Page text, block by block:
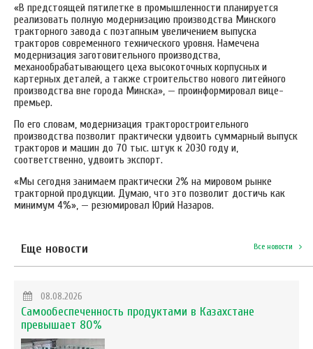
«В предстоящей пятилетке в промышленности планируется
реализовать полную модернизацию производства Минского
тракторного завода с поэтапным увеличением выпуска
тракторов современного технического уровня. Намечена
модернизация заготовительного производства,
механообрабатывающего цеха высокоточных корпусных и
картерных деталей, а также строительство нового литейного
производства вне города Минска», — проинформировал вице-
премьер.
По его словам, модернизация тракторостроительного
производства позволит практически удвоить суммарный выпуск
тракторов и машин до 70 тыс. штук к 2030 году и,
соответственно, удвоить экспорт.
«Мы сегодня занимаем практически 2% на мировом рынке
тракторной продукции. Думаю, что это позволит достичь как
минимум 4%», — резюмировал Юрий Назаров.
Еще новости Все новости
08.08.2026
Самообеспеченность продуктами в Казахстане
превышает 80%